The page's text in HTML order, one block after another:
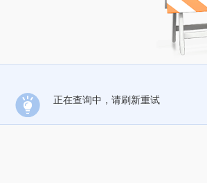
正在查询中，请刷新重试